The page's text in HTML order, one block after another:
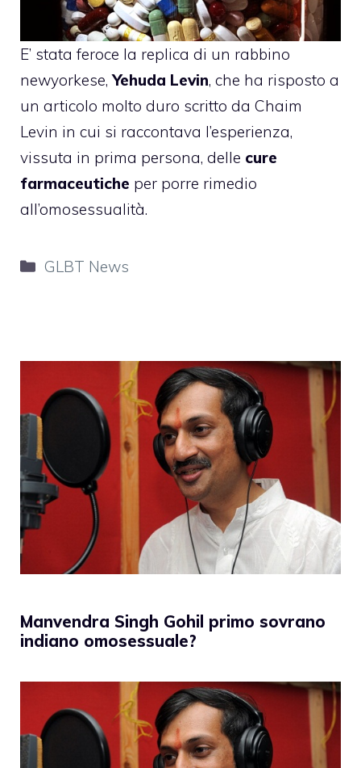
E’ stata feroce la replica di un rabbino
newyorkese,Yehuda Levin, che ha risposto a
un articolo molto duro scritto da Chaim
Levin in cui si raccontava l’esperienza,
vissuta in prima persona, delle cure
farmaceutiche per porre rimedio
all’omosessualità.
Categorie
GLBT News
Manvendra Singh Gohil primo sovrano
indiano omosessuale?